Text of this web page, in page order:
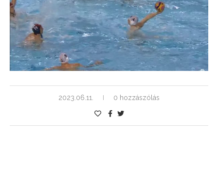
2023.06.11. 0 hozzászólás